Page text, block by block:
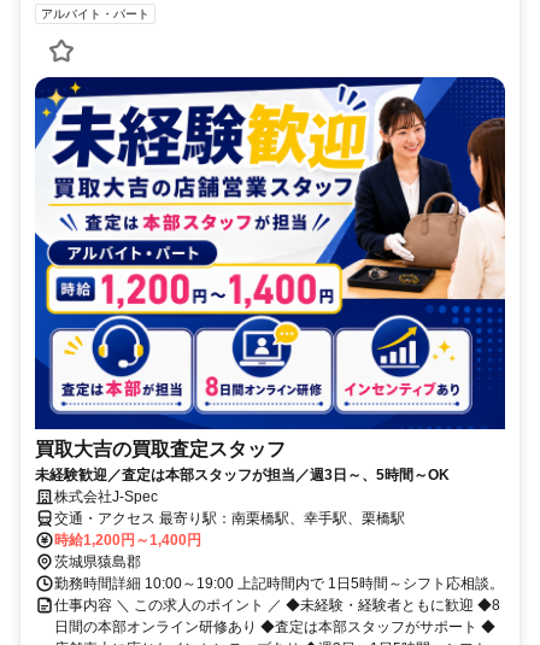
アルバイト・パート
買取大吉の買取査定スタッフ
未経験歓迎／査定は本部スタッフが担当／週3日～、5時間～OK
株式会社J-Spec
交通・アクセス 最寄り駅：南栗橋駅、幸手駅、栗橋駅
時給1,200円～1,400円
茨城県猿島郡
勤務時間詳細 10:00～19:00 上記時間内で 1日5時間～シフト応相談。
仕事内容 ＼ この求人のポイント ／ ◆未経験・経験者ともに歓迎 ◆8
日間の本部オンライン研修あり ◆査定は本部スタッフがサポート ◆